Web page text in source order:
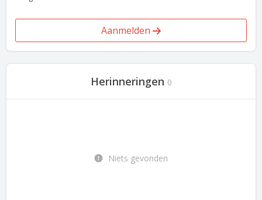
Aanmelden
Herinneringen 0
Niets gevonden